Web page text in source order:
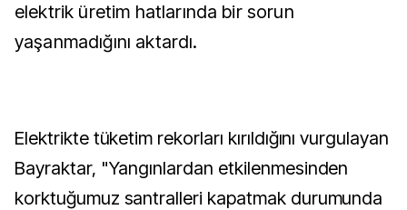
elektrik üretim hatlarında bir sorun
yaşanmadığını aktardı.
Elektrikte tüketim rekorları kırıldığını vurgulayan
Bayraktar, "Yangınlardan etkilenmesinden
korktuğumuz santralleri kapatmak durumunda